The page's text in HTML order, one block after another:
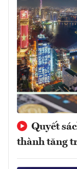
Quyết
thành tăng